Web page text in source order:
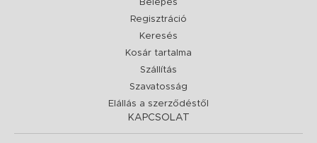
Belépés
Regisztráció
Keresés
Kosár tartalma
Szállítás
Szavatosság
Elállás a szerződéstől
KAPCSOLAT